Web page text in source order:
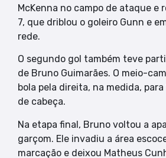
McKenna no campo de ataque e
7, que driblou o goleiro Gunn e
rede.
O segundo gol também teve
de Bruno Guimarães. O meio-
bola pela direita, na medida,
de cabeça.
Na etapa final, Bruno voltou a
garçom. Ele invadiu a área
marcação e deixou Matheus